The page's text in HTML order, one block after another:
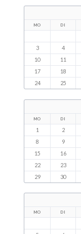
MO DI
3
4
10
11
17
18
24
25
MO DI
1 2
8
9
15
16
22
23
29
30
MO DI